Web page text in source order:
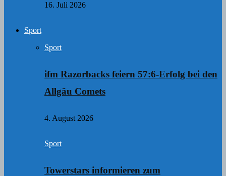
16. Juli 2026
Sport
Sport
ifm Razorbacks feiern 57:6-Erfolg bei den
Allgäu Comets
4. August 2026
Sport
Towerstars informieren zum